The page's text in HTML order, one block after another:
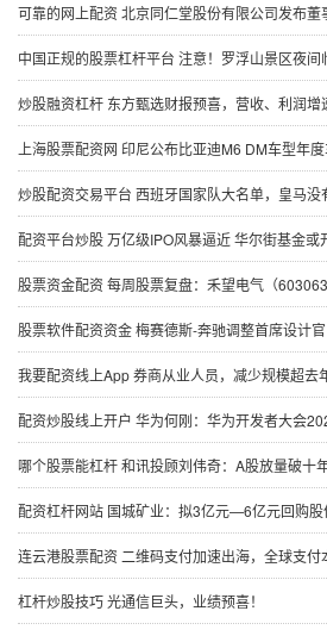
可靠的网上配资 北京同仁堂股份有限公司发布董事会秘书工
中国正规的股票杠杆平台 注意！罗浮山景区夜间
炒股融资杠杆 东方甄选财报预喜，营收、利润增
上海股票配资网 印尼公布比亚迪M6 DM车型年
炒股配资交易平台 西班牙国家队大名单，皇马没有人入选引起争议
配资平台炒股 万亿级IPO风暴逼近 华尔街基金或开
股票资金配资 每周股票复盘：禾望电气（
股票软件配资资金 梅赛德斯-奔驰调整首席设计
我要配资线上App 券商从业人员，减少规模超去
配资炒股线上开户 华为何刚：华为开发者大会2026下
哪个股票能杠杆 和讯投顾刘伟奇：A股放量破十年新高，牛市特
配资杠杆网站 国城矿业：拟3亿元—6亿元回购股
连云港股票配资 二维码支付加速出海，全球支付
杠杆炒股技巧 光通信巨头，业绩预喜！